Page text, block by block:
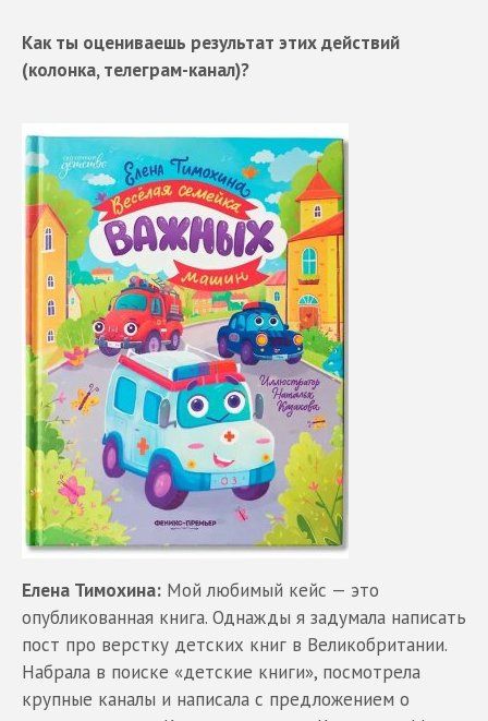
Как ты оцениваешь результат этих действий
(колонка, телеграм-канал)?
Елена Тимохина: Мой любимый кейс — это
опубликованная книга. Однажды я задумала написать
пост про верстку детских книг в Великобритании.
Набрала в поиске «детские книги», посмотрела
крупные каналы и написала с предложением о